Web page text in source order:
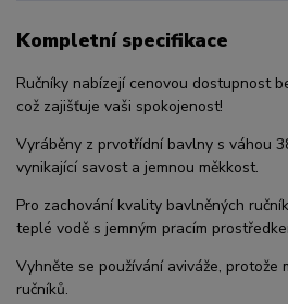
Kompletní specifikace
Ručníky nabízejí cenovou dostupnost
což zajišťuje vaši spokojenost!
Vyráběny z prvotřídní bavlny s váhou
vynikající savost a jemnou měkkost.
Pro zachování kvality bavlněných
teplé vodě s jemným pracím
Vyhněte se používání aviváže, protože
ručníků.